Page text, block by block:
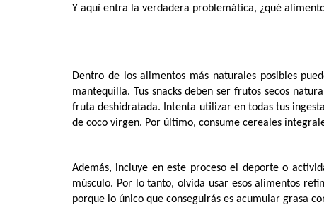
Y aquí entra la verdadera problemática, ¿qué
Dentro de los alimentos más naturales posibles
mantequilla. Tus snacks deben ser frutos secos
fruta deshidratada. Intenta utilizar en todas tus
de coco virgen. Por último, consume cereales
Además, incluye en este proceso el deporte o
músculo. Por lo tanto, olvida usar esos alimentos
porque lo único que conseguirás es acumular grasa